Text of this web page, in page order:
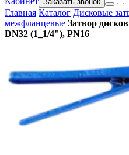
Главная Каталог Дисковые
межфланцевые Затвор
DN32 (1_1/4"), PN16